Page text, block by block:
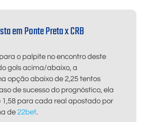
em Ponte Preta x CRB
o palpite no encontro deste
gols acima/abaixo, a
opção abaixo de 2,25 tentos
de sucesso do prognóstico, ela
1,58 para cada real apostado por
de 22bet.